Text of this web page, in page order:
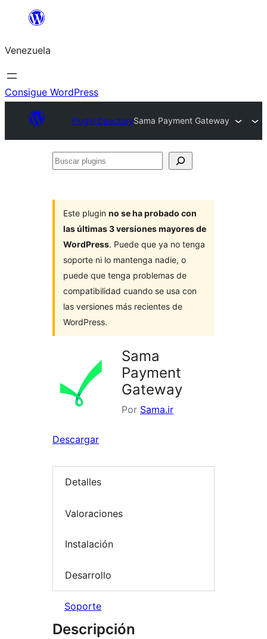
Saltar
contenido
Venezuela
Consigue WordPress
Plugin DirectorySama Payment Gateway
Buscar
Este plugin no se ha probado con
las últimas 3 versiones mayores de
WordPress. Puede que ya no tenga
soporte ni lo mantenga nadie, o
puede que tenga problemas de
compatibilidad cuando se usa con
las versiones más recientes de
WordPress.
Sama
Payment
Gateway
Por Sama.ir
Descargar
Detalles
Valoraciones
Instalación
Desarrollo
Soporte
Descripción